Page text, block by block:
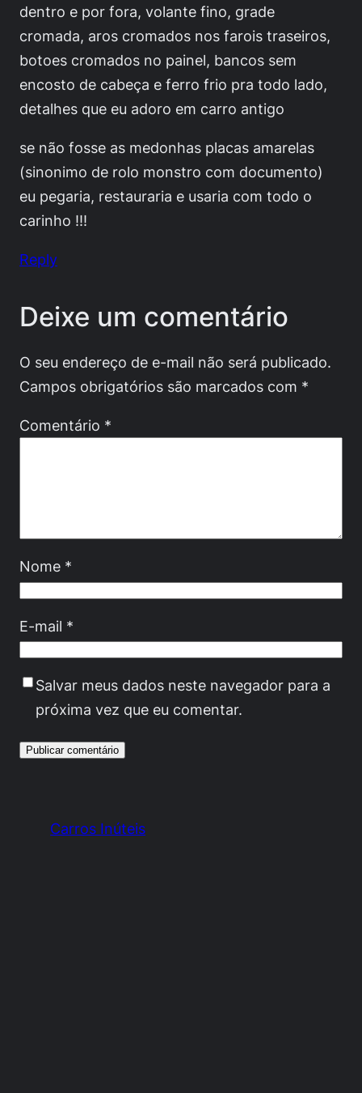
dentro e por fora, volante fino, grade
cromada, aros cromados nos farois traseiros,
botoes cromados no painel, bancos sem
encosto de cabeça e ferro frio pra todo lado,
detalhes que eu adoro em carro antigo
se não fosse as medonhas placas amarelas
(sinonimo de rolo monstro com documento)
eu pegaria, restauraria e usaria com todo o
carinho !!!
Reply
Deixe um comentário
O seu endereço de e-mail não será publicado.
Campos obrigatórios são marcados com *
Comentário *
Nome *
E-mail *
Salvar meus dados neste navegador para a
próxima vez que eu comentar.
Carros Inúteis